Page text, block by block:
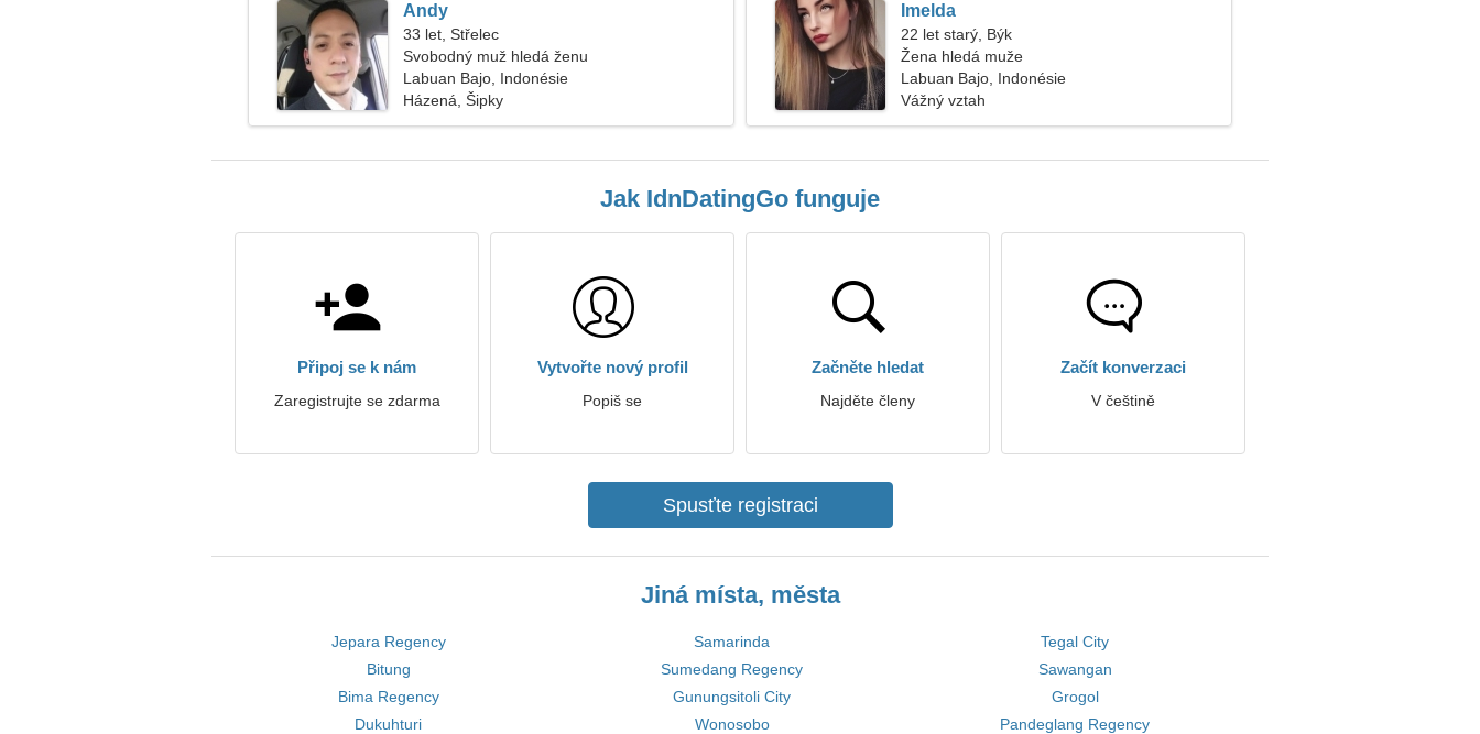
Andy
33 let, Střelec
Svobodný muž hledá ženu
Labuan Bajo, Indonésie
Házená, Šipky
Imelda
22 let starý, Býk
Žena hledá muže
Labuan Bajo, Indonésie
Vážný vztah
Jak IdnDatingGo funguje
Připoj se k nám
Zaregistrujte se zdarma
Vytvořte nový profil
Popiš se
Začněte hledat
Najděte členy
Začít konverzaci
V češtině
Spusťte registraci
Jiná místa, města
Jepara Regency Samarinda
Tegal City
Bitung
Sumedang Regency
Sawangan
Bima Regency
Gunungsitoli City
Grogol
Dukuhturi
Wonosobo Pandeglang Regency